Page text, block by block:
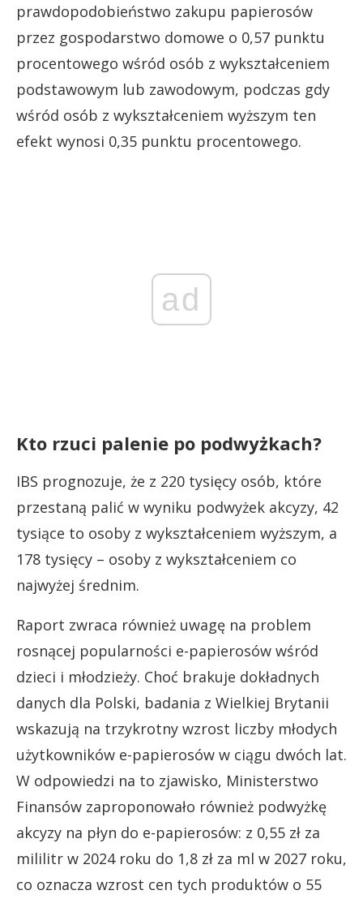
prawdopodobieństwo zakupu papierosów
przez gospodarstwo domowe o 0,57 punktu
procentowego wśród osób z wykształceniem
podstawowym lub zawodowym, podczas gdy
wśród osób z wykształceniem wyższym ten
efekt wynosi 0,35 punktu procentowego.
ad
Kto rzuci palenie po podwyżkach?
IBS prognozuje, że z 220 tysięcy osób, które
przestaną palić w wyniku podwyżek akcyzy, 42
tysiące to osoby z wykształceniem wyższym, a
178 tysięcy – osoby z wykształceniem co
najwyżej średnim.
Raport zwraca również uwagę na problem
rosnącej popularności e-papierosów wśród
dzieci i młodzieży. Choć brakuje dokładnych
danych dla Polski, badania z Wielkiej Brytanii
wskazują na trzykrotny wzrost liczby młodych
użytkowników e-papierosów w ciągu dwóch lat.
W odpowiedzi na to zjawisko, Ministerstwo
Finansów zaproponowało również podwyżkę
akcyzy na płyn do e-papierosów: z 0,55 zł za
mililitr w 2024 roku do 1,8 zł za ml w 2027 roku,
co oznacza wzrost cen tych produktów o 55